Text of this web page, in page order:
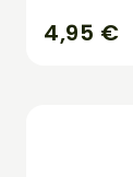
4,95 €